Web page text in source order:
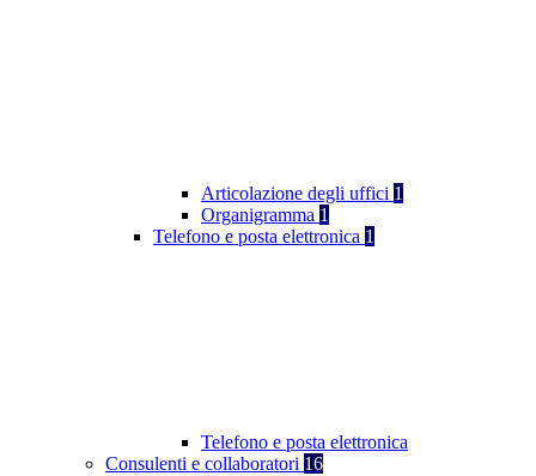
Articolazione degli uffici 1
Organigramma 1
Telefono e posta elettronica 1
Telefono e posta elettronica
Consulenti e collaboratori 16